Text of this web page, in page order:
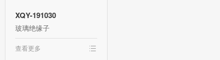
XQY-191030
玻璃绝缘子
查看更多